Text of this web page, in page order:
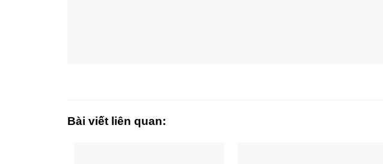
Bài viết liên quan: